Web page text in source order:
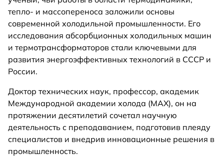
тепло- и массопереноса заложили основы
современной холодильной промышленности. Его
исследования абсорбционных холодильных машин
и термотрансформаторов стали ключевыми для
развития энергоэффективных технологий в СССР и
России.
Доктор технических наук, профессор, академик
Международной академии холода (МАХ), он на
протяжении десятилетий сочетал научную
деятельность с преподаванием, подготовив плеяду
специалистов и внедрив инновационные решения в
промышленность.